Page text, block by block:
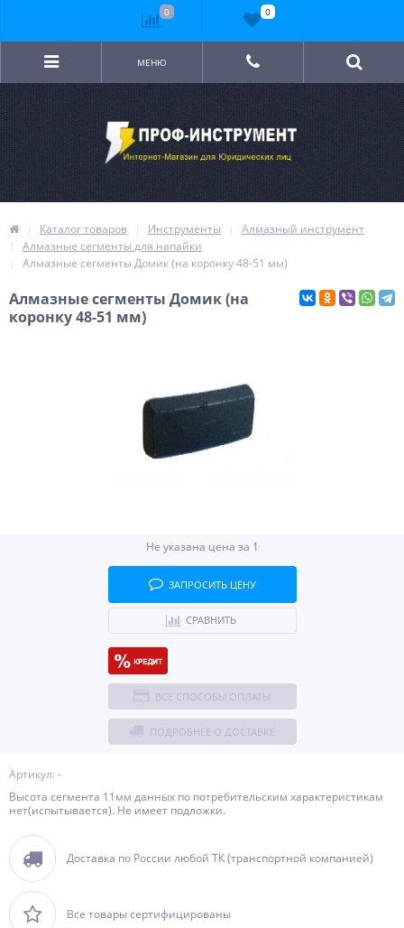
МЕНЮ
Каталог товаров Инструменты
Алмазный инструмент
Алмазные сегменты для напайки
Алмазные сегменты Домик (на коронку 48-51 мм)
Алмазные сегменты Домик (на
коронку 48-51 мм)
Артикул: -
Высота сегмента 11мм данных по потребительским характеристикам
нет(испытывается). Не имеет подложки.
Доставка по России любой ТК (транспортной компанией)
Все товары сертифицированы
Не указана цена за 1
ЗАПРОСИТЬ ЦЕНУ
СРАВНИТЬ
ВСЕ СПОСОБЫ ОПЛАТЫ
ПОДРОБНЕЕ О ДОСТАВКЕ
0 0